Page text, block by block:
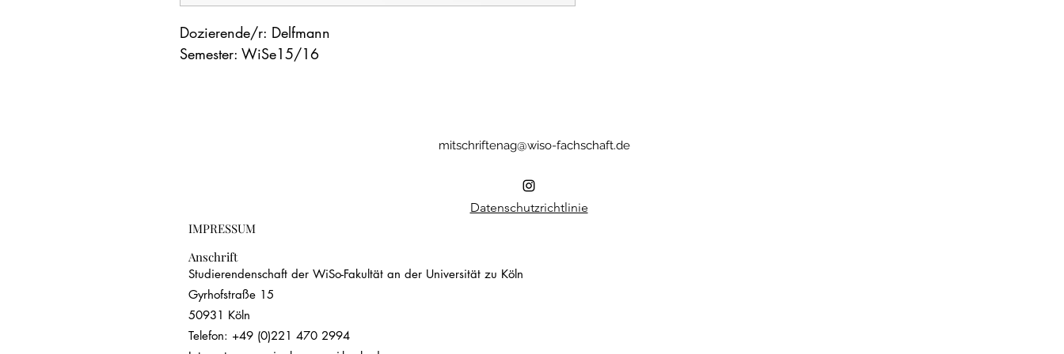
Dozierende/r: Delfmann
Semester: WiSe15/16
mitschriftenag@wiso-fachschaft.de
Datenschutzrichtlinie
IMPRESSUM
Anschrift
Studierendenschaft der WiSo-Fakultät an der Universität zu Köln
Gyrhofstraße 15
50931 Köln
Telefon: +49 (0)221 470 2994